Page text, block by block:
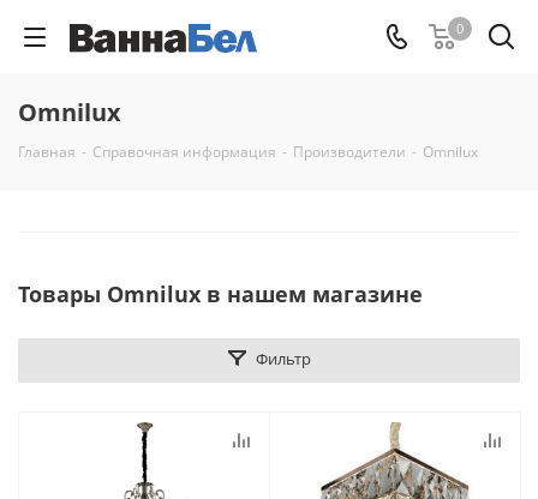
0
Omnilux
Главная - Справочная информация - Производители - Omnilux
Товары Omnilux в нашем магазине
Фильтр